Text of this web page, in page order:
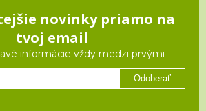
novinky priamo na
tvoj email
informácie vždy medzi prvými
Odoberať